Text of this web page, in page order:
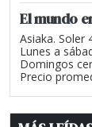
El mundo
Asiaka. Soler
Lunes a
Domingos
Precio